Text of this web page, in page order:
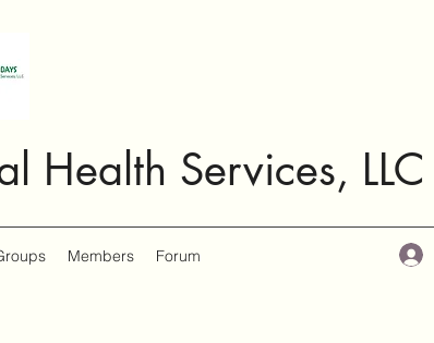
Health Services, LLC
Members Forum